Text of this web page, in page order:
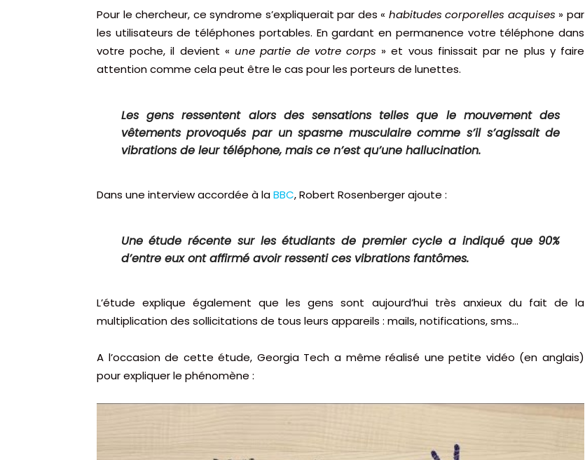
Pour le chercheur, ce syndrome s’expliquerait par des « habitudes corporelles acquises » par
les utilisateurs de téléphones portables. En gardant en permanence votre téléphone dans
votre poche, il devient «une partie de votre corps » et vous finissait par ne plus y faire
attention comme cela peut être le cas pour les porteurs de lunettes.
Les gens ressentent alors des sensations telles que le mouvement des
vêtements provoqués par un spasme musculaire comme s’il s’agissait de
vibrations de leur téléphone, mais ce n’est qu’une hallucination.
Dans une interview accordée à laBBC, Robert Rosenberger ajoute :
Une étude récente sur les étudiants de premier cycle a indiqué que 90%
d’entre eux ont affirmé avoir ressenti ces vibrations fantômes.
L’étude explique également que les gens sont aujourd’hui très anxieux du fait de la
multiplication des sollicitations de tous leurs appareils : mails, notifications, sms…
A l’occasion de cette étude, Georgia Tech a même réalisé une petite vidéo (en anglais)
pour expliquer le phénomène :